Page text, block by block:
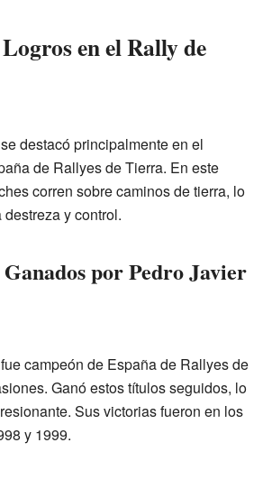
en el Rally de
destacó principalmente en el
de Rallyes de Tierra. En este
corren sobre caminos de tierra, lo
y control.
por Pedro Javier
campeón de España de Rallyes de
Ganó estos títulos seguidos, lo
Sus victorias fueron en los
y 1999.